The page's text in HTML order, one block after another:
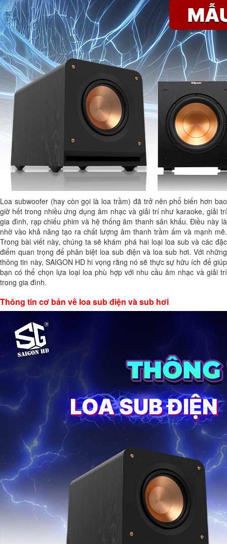
Loa subwoofer (hay còn gọi là loa trầm) đã trở nên phổ biến hơn bao
giờ hết trong nhiều ứng dụng âm nhạc và giải trí như karaoke, giải trí
gia đình, rạp chiếu phim và hệ thống âm thanh sân khấu. Điều này là
nhờ vào khả năng tạo ra chất lượng âm thanh trầm ấm và mạnh mẽ.
Trong bài viết này, chúng ta sẽ khám phá hai loại loa sub và các đặc
điểm quan trọng để phân biệt loa sub điện và loa sub hơi. Với những
thông tin này, SAIGON HD hi vọng rằng nó sẽ thực sự hữu ích để giúp
bạn có thể chọn lựa loại loa phù hợp với nhu cầu âm nhạc và giải trí
trong gia đình.
Thông tin cơ bản về loa sub điện và sub hơi